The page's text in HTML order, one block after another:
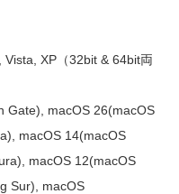
XP（32bit & 64bit両
Gate), macOS 26(macOS
macOS 14(macOS
macOS 12(macOS
Sur), macOS